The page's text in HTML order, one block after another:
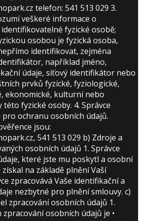
telefon: 541 513 029 3.
veškeré informace o
fyzické osobě;
osobou je fyzická osoba,
identifikovat, zejména
například jméno,
údaje, síťový identifikátor nebo
prvků fyzické, fyziologické,
ekonomické, kulturní nebo
fyzické osoby. 4. Správce
ochranu osobních údajů.
jsou:
541 513 029 b) Zdroje a
osobních údajů 1. Správce
které jste mu poskytl a osobní
na základě plnění Vaší
zpracovává Vaše identifikační a
nezbytné pro plnění smlouvy. c)
zpracování osobních údajů 1.
osobních údajů je •